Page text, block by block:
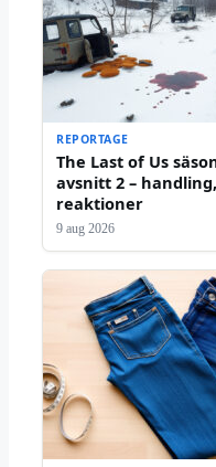
REPORTAGE
The Last of Us
avsnitt 2 –
reaktioner
9 aug 2026